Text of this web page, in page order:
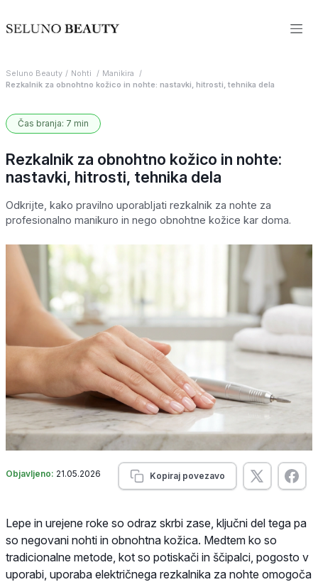
Seluno Beauty Nohti
Manikira
Rezkalnik za obnohtno kožico in nohte: nastavki, hitrosti, tehnika dela
Čas branja: 7 min
Rezkalnik za obnohtno kožico in nohte:
nastavki, hitrosti, tehnika dela
Odkrijte, kako pravilno uporabljati rezkalnik za nohte za
profesionalno manikuro in nego obnohtne kožice kar doma.
Objavljeno: 21.05.2026 Kopiraj povezavo
Lepe in urejene roke so odraz skrbi zase, ključni del tega pa
so negovani nohti in obnohtna kožica. Medtem ko so
tradicionalne metode, kot so potiskači in ščipalci, pogosto v
uporabi, uporaba električnega rezkalnika za nohte omogoča